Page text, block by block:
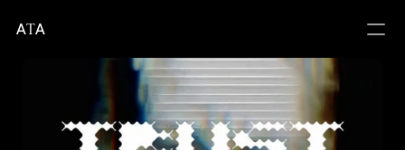
ATA